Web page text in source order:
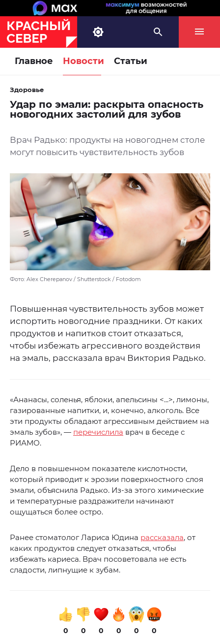
Главное Новости Статьи
Здоровье
Удар по эмали: раскрыта опасность
новогодних застолий для зубов
Врач Радько: продукты на новогоднем столе
могут повысить чувствительность зубов
Фото: Alex Cherepanov / Shutterstock / Fotodom
Повышенная чувствительность зубов может
испортить новогодние праздники. От каких
продуктов и напитков стоит отказаться,
чтобы избежать агрессивного воздействия
на эмаль, рассказала врач Виктория Радько.
«Ананасы, соленья, яблоки, апельсины <...>, лимоны,
газированные напитки, и, конечно, алкоголь. Все
эти продукты обладают агрессивным действием на
эмаль зубов», — перечислила врач в беседе с
РИАМО.
Дело в повышенном показателе кислотности,
который приводит к эрозии поверхностного слоя
эмали, объяснила Радько. Из-за этого химические
и температурные раздражители начинают
ощущаться более остро.
Ранее стоматолог Лариса Юдина рассказала, от
каких продуктов следует отказаться, чтобы
избежать кариеса. Врач посоветовала не есть
сладости, липнущие к зубам.
0 0 0 0 0 0